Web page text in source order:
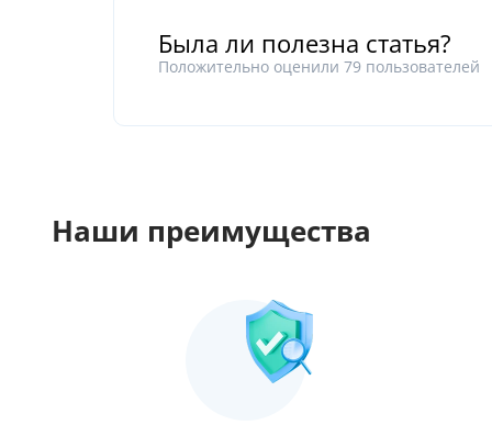
Была ли полезна статья?
Положительно оценили79 пользователей
Наши преимущества